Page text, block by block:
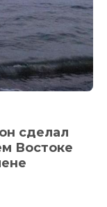
сделал
Востоке